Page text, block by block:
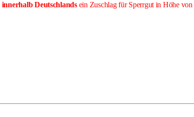
innerhalb Deutschlandsein Zuschlag für Sperrgut in Höhe von